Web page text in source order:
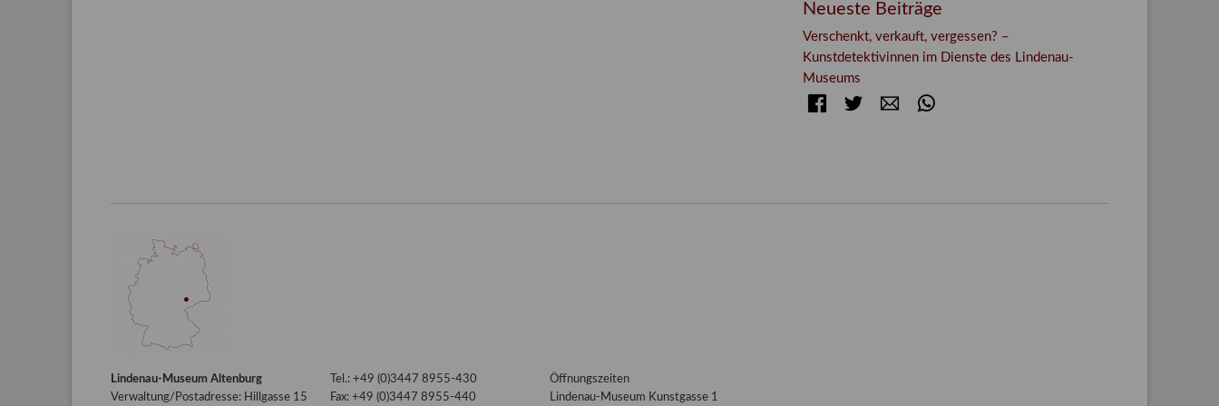
Neueste Beiträge
Verschenkt, verkauft, vergessen? –
Kunstdetektivinnen im Dienste des Lindenau-
Museums
FacebookTwitter E-mail
Lindenau-Museum Altenburg
Verwaltung/Postadresse: Hillgasse 15
Tel.: +49 (0)3447 8955-430
Fax: +49 (0)3447 8955-440
Öffnungszeiten
Lindenau-Museum Kunstgasse 1